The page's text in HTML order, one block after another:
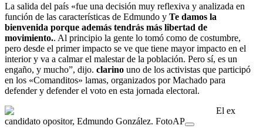
La salida del país «fue una decisión muy reflexiva y analizada en
función de las características de Edmundo y Te damos la
bienvenida porque además tendrás más libertad de
movimiento.. Al principio la gente lo tomó como de costumbre,
pero desde el primer impacto se ve que tiene mayor impacto en el
interior y va a calmar el malestar de la población. Pero sí, es un
engaño, y mucho”, dijo. clarino uno de los activistas que participó
en los «Comanditos» lamas, organizados por Machado para
defender y defender el voto en esta jornada electoral.
El ex
candidato opositor, Edmundo González. FotoAP